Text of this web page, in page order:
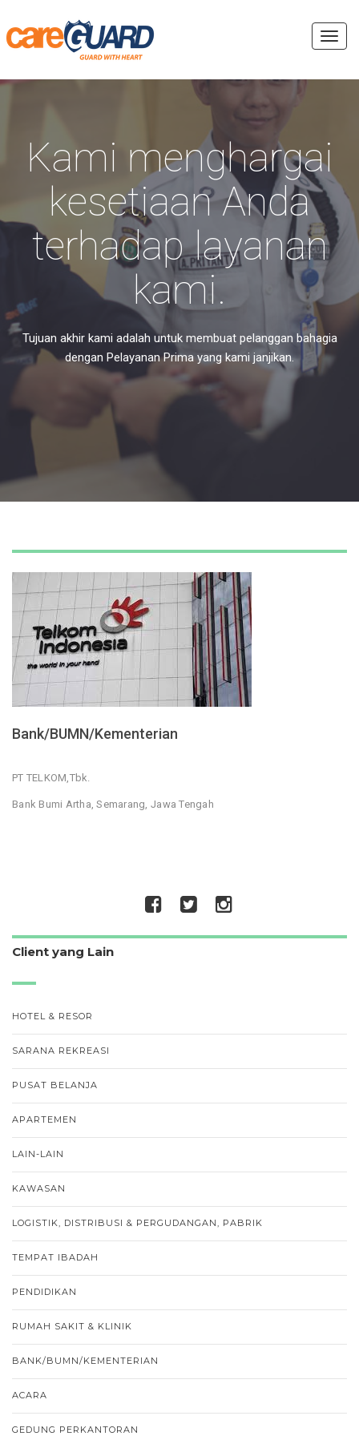
Kami menghargai
kesetiaan Anda
terhadap layanan
kami.
Tujuan akhir kami adalah untuk membuat pelanggan bahagia
dengan Pelayanan Prima yang kami janjikan.
Bank/BUMN/Kementerian
PT TELKOM,Tbk.
Bank Bumi Artha, Semarang, Jawa Tengah
Client yang Lain
HOTEL & RESOR
SARANA REKREASI
PUSAT BELANJA
APARTEMEN
LAIN-LAIN
KAWASAN
LOGISTIK, DISTRIBUSI & PERGUDANGAN, PABRIK
TEMPAT IBADAH
PENDIDIKAN
RUMAH SAKIT & KLINIK
BANK/BUMN/KEMENTERIAN
ACARA
GEDUNG PERKANTORAN